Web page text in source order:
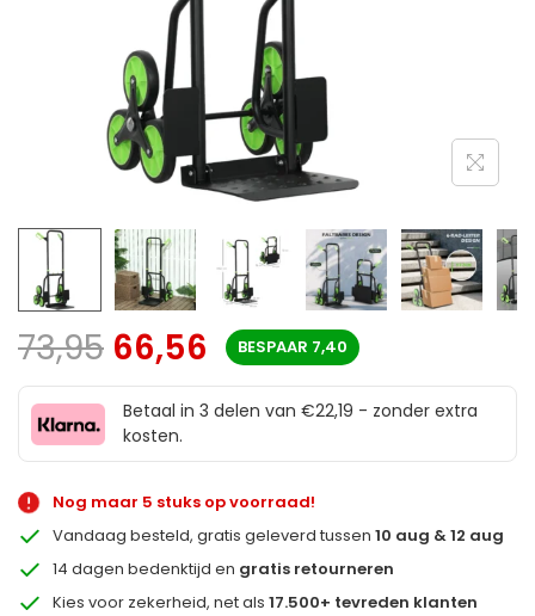
73,95 66,56 BESPAAR 7,40
Betaal in 3 delen van €22,19 - zonder extra
kosten.
Nog maar 5 stuks op voorraad!
Vandaag besteld, gratis geleverd tussen10 aug & 12 aug
14 dagen bedenktijd en gratis retourneren
Kies voor zekerheid, net als17.500+ tevreden klanten